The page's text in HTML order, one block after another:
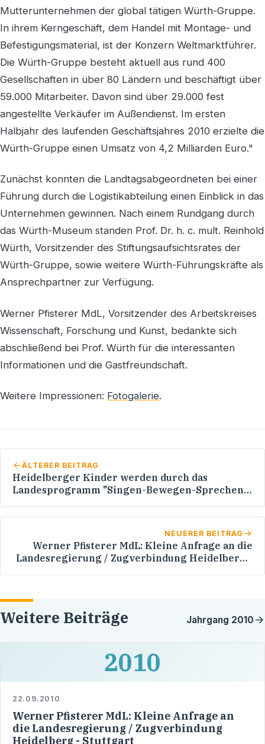
Mutterunternehmen der global tätigen Würth-Gruppe.
In ihrem Kerngeschäft, dem Handel mit Montage- und
Befestigungsmaterial, ist der Konzern Weltmarktführer.
Die Würth-Gruppe besteht aktuell aus rund 400
Gesellschaften in über 80 Ländern und beschäftigt über
59.000 Mitarbeiter. Davon sind über 29.000 fest
angestellte Verkäufer im Außendienst. Im ersten
Halbjahr des laufenden Geschäftsjahres 2010 erzielte die
Würth-Gruppe einen Umsatz von 4,2 Milliarden Euro."
Zunächst konnten die Landtagsabgeordneten bei einer
Führung durch die Logistikabteilung einen Einblick in das
Unternehmen gewinnen. Nach einem Rundgang durch
das Würth-Museum standen Prof. Dr. h. c. mult. Reinhold
Würth, Vorsitzender des Stiftungsaufsichtsrates der
Würth-Gruppe, sowie weitere Würth-Führungskräfte als
Ansprechpartner zur Verfügung.
Werner Pfisterer MdL, Vorsitzender des Arbeitskreises
Wissenschaft, Forschung und Kunst, bedankte sich
abschließend bei Prof. Würth für die interessanten
Informationen und die Gastfreundschaft.
Weitere Impressionen: Fotogalerie.
ÄLTERER BEITRAG
Heidelberger Kinder werden durch das
Landesprogramm "Singen-Bewegen-Sprechen"
NEUERER BEITRAG
Werner Pfisterer MdL: Kleine Anfrage an die
Landesregierung / Zugverbindung Heidelberg -
Weitere Beiträge Jahrgang 2010
2010
22.09.2010
Werner Pfisterer MdL: Kleine Anfrage an
die Landesregierung / Zugverbindung
Heidelberg - Stuttgart